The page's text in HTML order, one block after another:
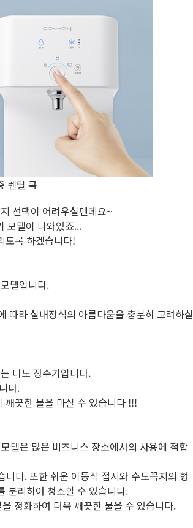
렌틸 콕
선택이 어려우실텐데요~
모델이 나와있죠...
도록 하겠습니다!
델입니다.
따라 실내장식의 아름다움을 충분히 고려하실
나노 정수기입니다.
다.
깨끗한 물을 마실 수 있습니다 !!!
델은 많은 비즈니스 장소에서의 사용에 적합
다. 또한 쉬운 이동식 접시와 수도꼭지의 형
분리하여 청소할 수 있습니다.
정화하여 더욱 깨끗한 물을 수 있습니다.